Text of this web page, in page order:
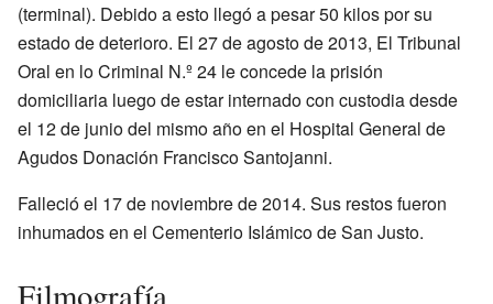
(terminal). Debido a esto llegó a pesar 50 kilos por su
estado de deterioro. El 27 de agosto de 2013, El Tribunal
Oral en lo Criminal N.º 24 le concede la prisión
domiciliaria luego de estar internado con custodia desde
el 12 de junio del mismo año en el Hospital General de
Agudos Donación Francisco Santojanni.
Falleció el 17 de noviembre de 2014. Sus restos fueron
inhumados en el Cementerio Islámico de San Justo.
Filmografía